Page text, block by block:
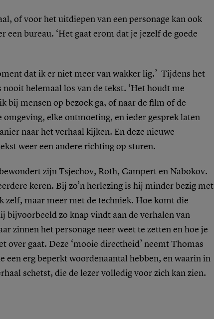
of voor het uitdiepen van een personage kan ook
een bureau. ‘Het gaat erom dat je jezelf de goede
dat ik er niet meer van wakker lig.’ Tijdens het
helemaal los van de tekst. ‘Het houdt me
bij mensen op bezoek ga, of naar de film of de
omgeving, elke ontmoeting, en ieder gesprek laten
naar het verhaal kijken. En deze nieuwe
weer een andere richting op sturen.
zijn Tsjechov, Roth, Campert en Nabokov.
keren. Bij zo’n herlezing is hij minder bezig met
zelf, maar meer met de techniek. Hoe komt die
bijvoorbeeld zo knap vindt aan de verhalen van
zinnen het personage neer weet te zetten en hoe je
over gaat. Deze ‘mooie directheid’ neemt Thomas
een erg beperkt woordenaantal hebben, en waarin in
schetst, die de lezer volledig voor zich kan zien.